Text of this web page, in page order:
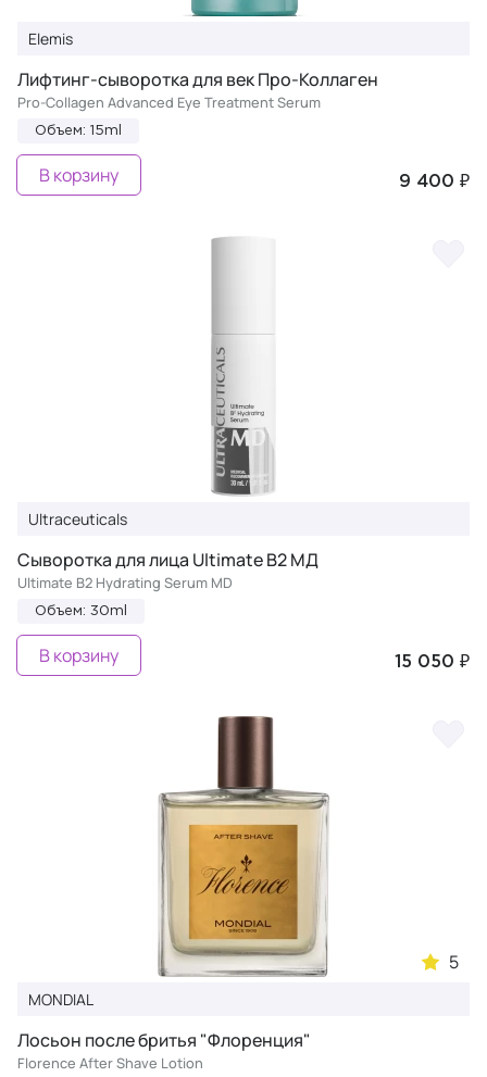
Elemis
Лифтинг-сыворотка для век Про-Коллаген
Pro-Collagen Advanced Eye Treatment Serum
Объем: 15ml
9 400 ₽
В корзину
Ultraceuticals
Сыворотка для лица Ultimate B2 МД
Ultimate B2 Hydrating Serum MD
Объем: 30ml
15 050 ₽
В корзину
5
MONDIAL
Лосьон после бритья "Флоренция"
Florence After Shave Lotion